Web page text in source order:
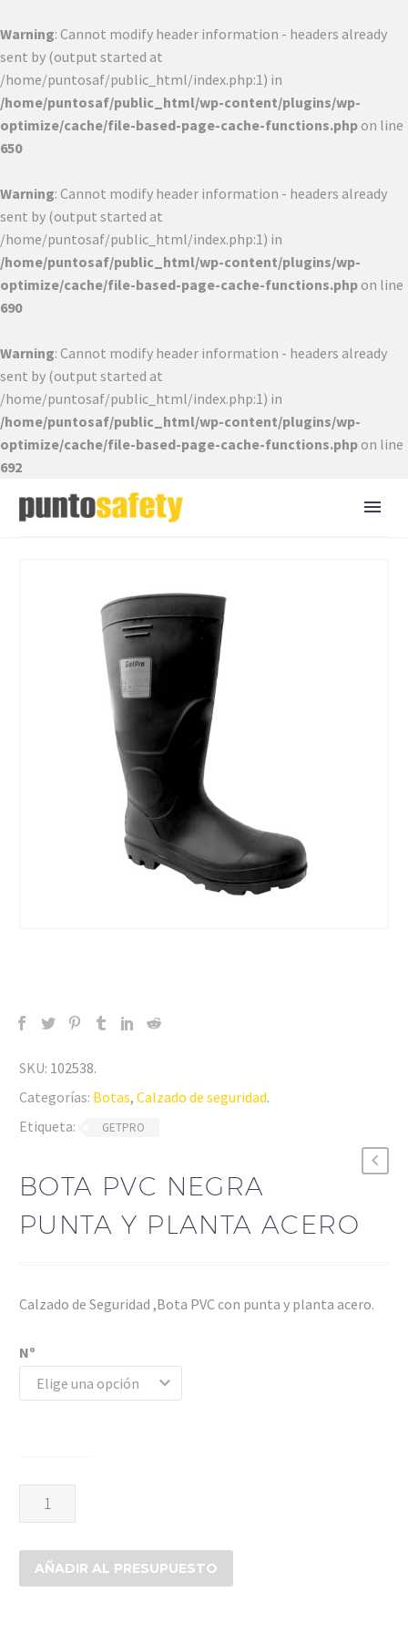
Warning: Cannot modify header information - headers already
sent by (output started at
/home/puntosaf/public_html/index.php:1) in
/home/puntosaf/public_html/wp-content/plugins/wp-
optimize/cache/file-based-page-cache-functions.php on line
650
Warning: Cannot modify header information - headers already
sent by (output started at
/home/puntosaf/public_html/index.php:1) in
/home/puntosaf/public_html/wp-content/plugins/wp-
optimize/cache/file-based-page-cache-functions.php on line
690
Warning: Cannot modify header information - headers already
sent by (output started at
/home/puntosaf/public_html/index.php:1) in
/home/puntosaf/public_html/wp-content/plugins/wp-
optimize/cache/file-based-page-cache-functions.php on line
692
SKU: 102538.
Categorías: Botas, Calzado de seguridad.
Etiqueta:
GETPRO
BOTA PVC NEGRA
PUNTA Y PLANTA ACERO
Calzado de Seguridad ,Bota PVC con punta y planta acero.
Nº
Elige una opción
BOTA
PVC
PUNTA
Y
AÑADIR AL PRESUPUESTO